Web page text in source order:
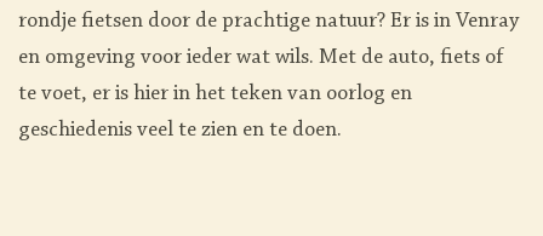
rondje fietsen door de prachtige natuur? Er is in Venray
en omgeving voor ieder wat wils. Met de auto, fiets of
te voet, er is hier in het teken van oorlog en
geschiedenis veel te zien en te doen.